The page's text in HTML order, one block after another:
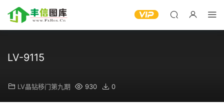
LV-9115
LV晶钻移门第九期 930 0